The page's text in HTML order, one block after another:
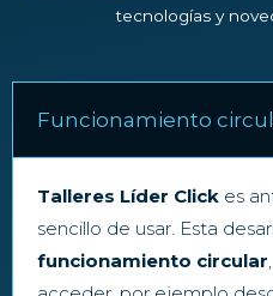
tecnologías y
Funcionamiento
Talleres Líder Click es
sencillo de usar. Esta
funcionamiento circular